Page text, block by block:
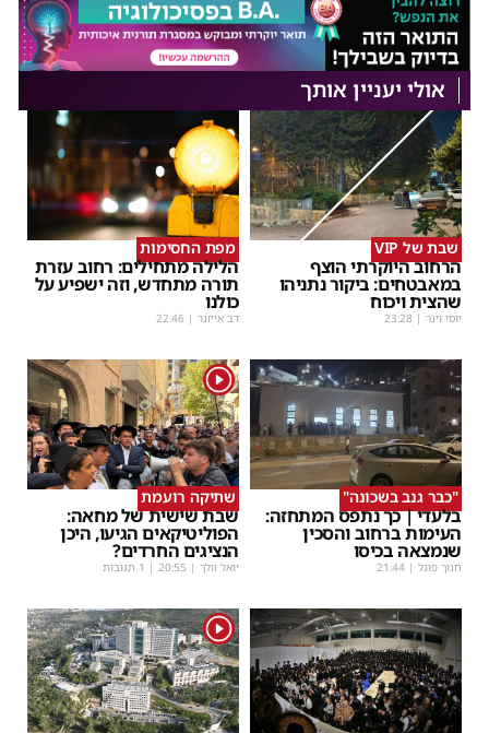
אולי יעניין אותך
שבת של VIP
הרחוב היוקרתי הוצף
במאבטחים: ביקור נתניהו
שהצית ויכוח
יוסי וינר |
23:28
מפת החסימות
הלילה מתחילים: רחוב עזרת
תורה מתחדש, וזה ישפיע על
כולנו
דב אייזנר |
22:46
"כבר גנב בשכונה"
בלעדי | כך נתפס המתחזה:
העימות ברחוב והסכין
שנמצאה בכיסו
חנוך פוגל |
21:44
1
שתיקה רועמת
שבת שישית של מחאה:
הפוליטיקאים הגיעו, היכן
הנציגים החרדים?
יואל וולך |
20:55 | 1 תגובות
1